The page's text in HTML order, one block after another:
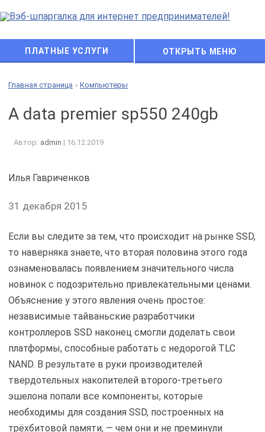
ОТКРЫТЬ МЕНЮ
ПЛАТНЫЕ УСЛУГИ
Главная страница » Компьютеры
A data premier sp550 240gb
Автор: admin | 16.12.2019
Илья Гавриченков
31 декабря 2015
Если вы следите за тем, что происходит на рынке SSD,
то наверняка знаете, что вторая половина этого года
ознаменовалась появлением значительного числа
новинок с подозрительно привлекательными ценами.
Объяснение у этого явления очень простое:
независимые тайваньские разработчики
контроллеров SSD наконец смогли доделать свои
платформы, способные работать с недорогой TLC
NAND. В результате в руки производителей
твердотельных накопителей второго-третьего
эшелона попали все компоненты, которые
необходимы для создания SSD, построенных на
трёхбитовой памяти, — чем они и не преминули